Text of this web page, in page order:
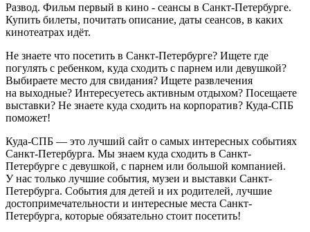
Развод. Фильм первый в кино - сеансы в Санкт-Петербурге.
Купить билеты, почитать описание, даты сеансов, в каких
кинотеатрах идёт.
Не знаете что посетить в Санкт-Петербурге? Ищете где
погулять с ребенком, куда сходить с парнем или девушкой?
Выбираете место для свидания? Ищете развлечения
на выходные? Интересуетесь активным отдыхом? Посещаете
выставки? Не знаете куда сходить на корпоратив? Куда-СПБ
поможет!
Куда-СПБ — это лучший сайт о самых интересных событиях
Санкт-Петербурга. Мы знаем куда сходить в Санкт-
Петербурге с девушкой, с парнем или большой компанией.
У нас только лучшие события, музеи и выставки Санкт-
Петербурга. События для детей и их родителей, лучшие
достопримечательности и интересные места Санкт-
Петербурга, которые обязательно стоит посетить!